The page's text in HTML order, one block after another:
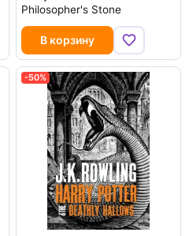
Philosopher's Stone
В корзину
-50%